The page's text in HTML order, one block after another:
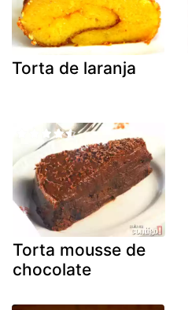
Torta de laranja
Torta mousse de
chocolate